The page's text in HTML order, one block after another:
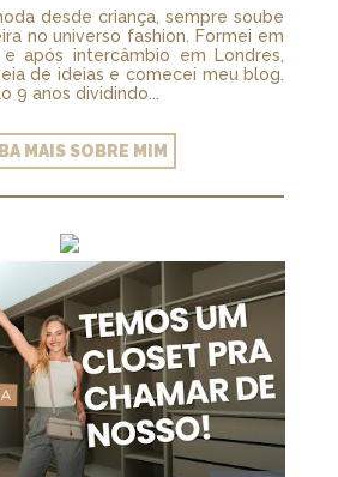
desde criança, sempre soube
no universo fashion. Formei em
após intercâmbio em Londres,
de ideias e comecei meu blog.
9 anos dividindo...
MAIS SOBRE MIM